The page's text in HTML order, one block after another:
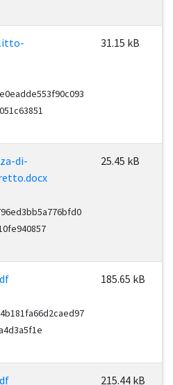
31.15 kB
di-
25.45 kB
185.65 kB
215.44 kB